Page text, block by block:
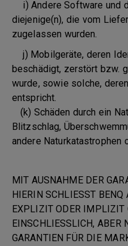
i) Andere Software und
diejenige(n), die vom
zugelassen wurden.
j) Mobilgeräte, deren
beschädigt, zerstört bzw.
wurde, sowie solche,
entspricht.
(k) Schäden durch ein
Blitzschlag,
andere Naturkatastrophen
MIT AUSNAHME DER
HIERIN SCHLIESST BENQ
EXPLIZIT ODER IMPLIZIT
EINSCHLIESSLICH, ABER
GARANTIEN FÜR DIE